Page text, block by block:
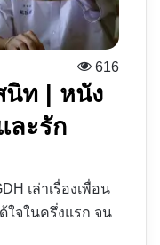
616
นิท | หนัง
ละรัก
เล่าเรื่องเพื่อน
ใจในครึ่งแรก จน